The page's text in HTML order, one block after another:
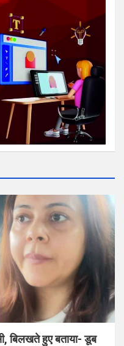
बिलखते हुए बताया- डूब